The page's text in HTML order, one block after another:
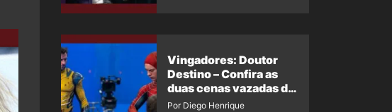
Vingadores: Doutor
Destino – Confira as
duas cenas vazadas do
Wolverine e o Homem-
Por Diego Henrique